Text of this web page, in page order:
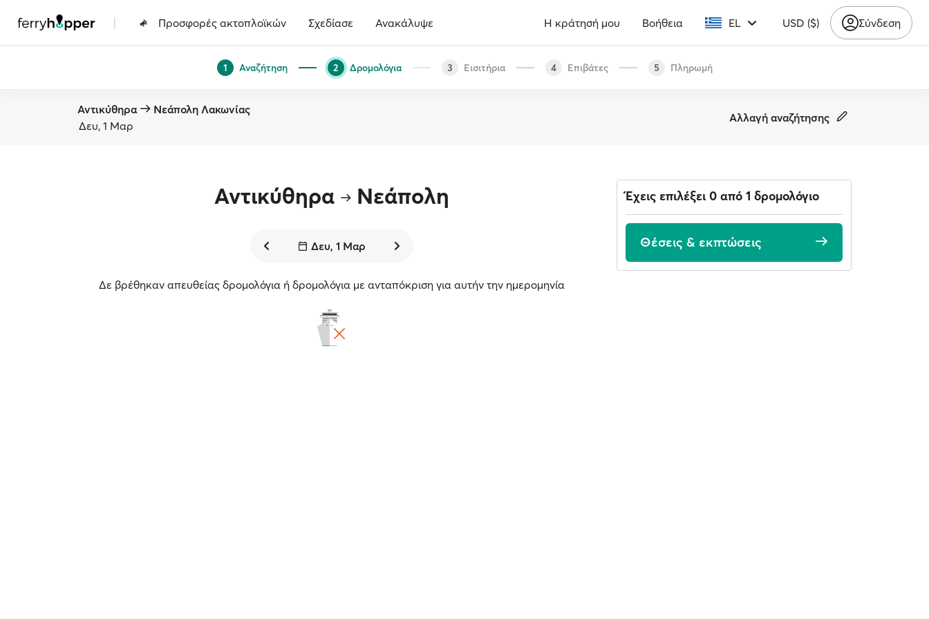
| Προσφορές ακτοπλοϊκών Σχεδίασε Ανακάλυψε Η κράτησή μου Βοήθεια EL USD ($) Σύνδεση
1 Αναζήτηση 2 Δρομολόγια 3 Εισιτήρια 4 Επιβάτες 5 Πληρωμή
Αντικύθηρα
Νεάπολη Λακωνίας
Δευ, 1 Μαρ
Αλλαγή αναζήτησης
Αντικύθηρα Νεάπολη
Δευ, 1 Μαρ
Δε βρέθηκαν απευθείας δρομολόγια ή δρομολόγια με ανταπόκριση για αυτήν την ημερομηνία
Έχεις επιλέξει 0 από 1 δρομολόγιο
Θέσεις & εκπτώσεις